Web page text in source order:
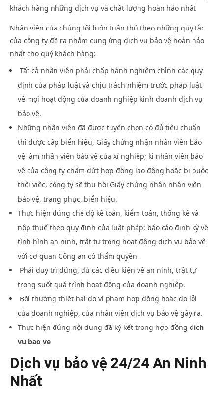
An
khách hàng những dịch vụ và chất lượng hoàn hảo nhất
Nhân viên của chúng tôi luôn tuân thủ theo những quy tắc
của công ty đề ra nhằm cung ứng dịch vụ bảo vệ hoàn hảo
nhất cho quý khách hàng:
Tất cả nhân viên phải chấp hành nghiêm chỉnh các quy
định của pháp luật và chịu trách nhiệm trước pháp luật
về mọi hoạt động của doanh nghiệp kinh doanh dịch vụ
bảo vệ.
Những nhân viên đã được tuyển chọn có đủ tiêu chuẩn
thì được cấp biển hiệu, Giấy chứng nhận nhân viên bảo
vệ làm nhân viên bảo vệ của xí nghiệp; ki nhân viên bảo
vệ của công ty chấm dứt hợp đồng lao động hoặc bị buộc
thôi việc, công ty sẽ thu hồi Giấy chứng nhận nhân viên
bảo vệ, trang phục, biển hiệu.
Thực hiện đúng chế độ kế toán, kiểm toán, thống kê và
nộp thuế theo quy định của luật pháp; báo cáo định kỳ về
tình hình an ninh, trật tự trong hoạt động dịch vụ bảo vệ
với cơ quan Công an có thẩm quyền.
Phải duy trì đúng, đủ các điều kiện về an ninh, trật tự
trong suốt quá trình hoạt động của doanh nghiệp.
Bồi thường thiệt hại do vi phạm hợp đồng hoặc do lỗi
của doanh nghiệp, của nhân viên dịch vụ bảo vệ gây ra.
Thực hiện đúng nội dung đã ký kết trong hợp đồng dich
vu bao ve
Dịch vụ bảo vệ 24/24 An Ninh
Nhất